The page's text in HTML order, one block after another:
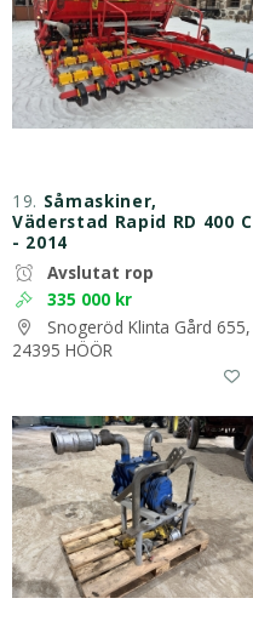
19. Såmaskiner,
Väderstad Rapid RD 400 C
- 2014
Avslutat rop
335 000 kr
Snogeröd Klinta Gård 655,
24395 HÖÖR